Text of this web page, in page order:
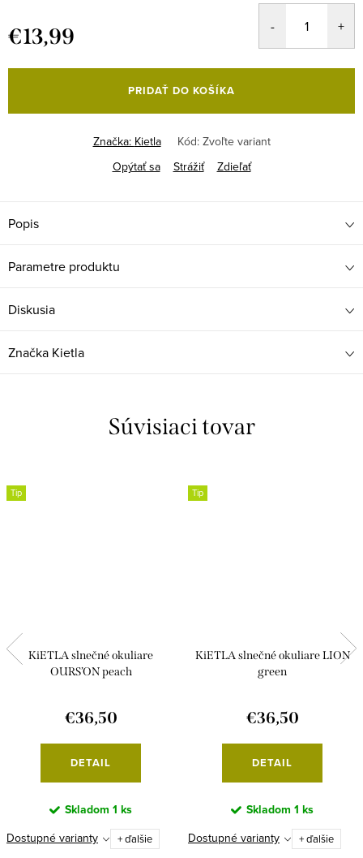
€13,99
cena:
PRIDAŤ DO KOŠÍKA
Značka: Kietla Kód: Zvoľte variant
Opýtať sa
Strážiť Zdieľať
Popis
Parametre produktu
Diskusia
Značka Kietla
Súvisiaci tovar
Tip
KiETLA slnečné okuliare
OURS’ON peach
€36,50
DETAIL
Skladom 1 ks
Dostupné varianty + ďalšie
Tip
KiETLA slnečné okuliare LION
green
€36,50
DETAIL
Skladom 1 ks
Dostupné varianty + ďalšie